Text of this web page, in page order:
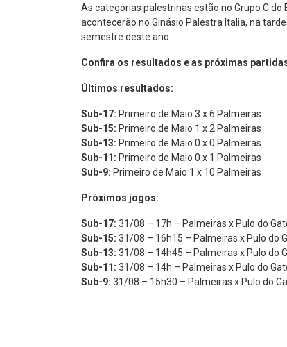
As categorias palestrinas estão no Grupo C
acontecerão no Ginásio Palestra Italia, na
semestre deste ano.
Confira os resultados e as próximas
Últimos resultados:
Sub-17: Primeiro de Maio 3 x 6 Palmeiras
Sub-15: Primeiro de Maio 1 x 2 Palmeiras
Sub-13: Primeiro de Maio 0 x 0 Palmeiras
Sub-11: Primeiro de Maio 0 x 1 Palmeiras
Sub-9: Primeiro de Maio 1 x 10 Palmeiras
Próximos jogos:
Sub-17: 31/08 – 17h – Palmeiras x Pulo do
Sub-15: 31/08 – 16h15 – Palmeiras x Pulo do
Sub-13: 31/08 – 14h45 – Palmeiras x Pulo do
Sub-11: 31/08 – 14h – Palmeiras x Pulo do
Sub-9: 31/08 – 15h30 – Palmeiras x Pulo do